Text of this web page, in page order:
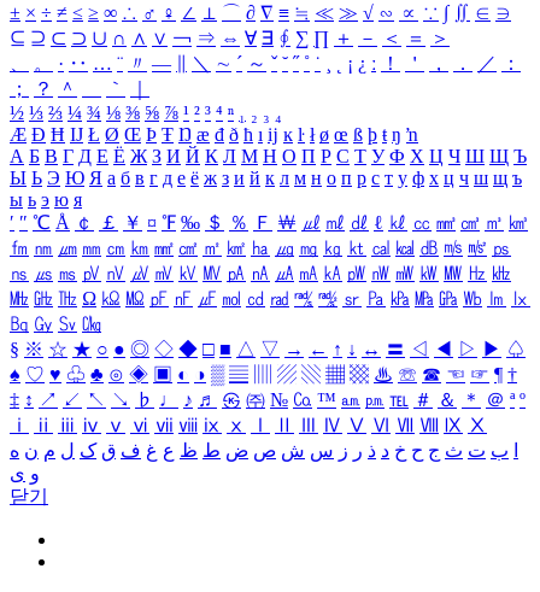
± × ÷ ≠ ≤ ≥ ∞ ∴ ♂ ♀ ∠ ⊥ ⌒ ∂ ∇ ≡ ≒ ≪ ≫ √ ∽ ∝ ∵ ∫ ∬ ∈ ∋
⊆ ⊇ ⊂ ⊃ ∪ ∩ ∧ ∨ ￢ ⇒ ⇔ ∀ ∃ ∮ ∑ ∏ ＋ － ＜ ＝
＞
、
。 · ‥ … ¨ 〃 ― ＼ ∼ ´ ～ ˇ ˘ ˝ ˚ ˙ ¸ ¡ ¿ ː ！ ＇ ， ． ／
：
；
？ ＾ ｀
½ ⅓ ⅔ ¼ ¾ ⅛ ⅜ ⅝ ⅞ ¹ ² ³ ⁴ ⁿ ₁ ₂ ₃ ₄
Æ Ð Ħ Ĳ Ł Ø Œ Þ Ŧ Ŋ æ đ ð ħ ı ĳ ĸ ŀ ł ø œ ß þ ŧ ŋ ŉ
А Б В Г Д Е Ё Ж З И Й К Л М Н О П Р С Т У Ф Х Ц Ч Ш Щ Ъ
Ы Ь Э Ю Я а б в г д е ё ж з и й к л м н о п р с т у ф х ц ч ш щ ъ
ы ь э ю я
′ ″ ℃ Å ￠ ￡ ￥ ¤ ℉ ‰ ＄ ％ Ｆ ￦ ㎕ ㎖ ㎗ ℓ ㎘ ㏄ ㎣ ㎤ ㎥ ㎦
㎙ ㎚ ㎛ ㎜ ㎝ ㎞ ㎟ ㎠ ㎡ ㎢ ㏊ ㎍ ㎎ ㎏ ㏏ ㎈ ㎉ ㏈ ㎧ ㎨ ㎰
㎱ ㎲ ㎳ ㎴ ㎵ ㎶ ㎷ ㎸ ㎹ ㎀ ㎁ ㎂ ㎃ ㎄ ㎺ ㎻ ㎽ ㎾ ㎿ ㎐ ㎑
㎒ ㎓ ㎔ Ω ㏀ ㏁ ㎊ ㎋ ㎌ ㏖ ㏅ ㎭ ㎮ ㎯ ㏛ ㎩ ㎪ ㎫ ㎬ ㏝ ㏐
㏓
㏃ ㏉ ㏜ ㏆
§ ※ ☆ ★ ○ ● ◎ ◇ ◆ □ ■ △ ▽ → ← ↑ ↓ ↔ 〓 ◁ ◀ ▷ ▶ ♤
♠ ♡ ♥ ♧ ♣ ⊙ ◈ ▣ ◐ ◑ ▒ ▤ ▨ ▧ ▦ ▩ ♨ ☏ ☎ ☜ ☞ ¶ †
‡ ↕ ↗ ↙ ↖ ↘ ♭ ♩ ♪ ♬ ㉿ ㈜ № ㏇ ™ ㏂ ㏘ ℡ ＃ ＆ ＊ ＠ ª º
ⅰ
ⅱ ⅲ ⅳ ⅴ ⅵ ⅶ ⅷ ⅸ ⅹ Ⅳ Ⅴ Ⅵ Ⅶ Ⅷ Ⅸ Ⅹ
ب ت ث ج ح خ د ذ ر ز س ش ص ض ط ظ ع غ ف ق ک ل م ن ه
و ی
닫기